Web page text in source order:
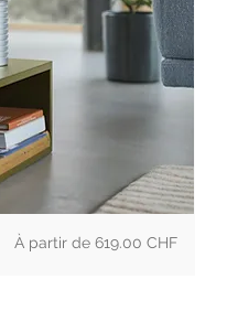
Prix 619.00 CHF